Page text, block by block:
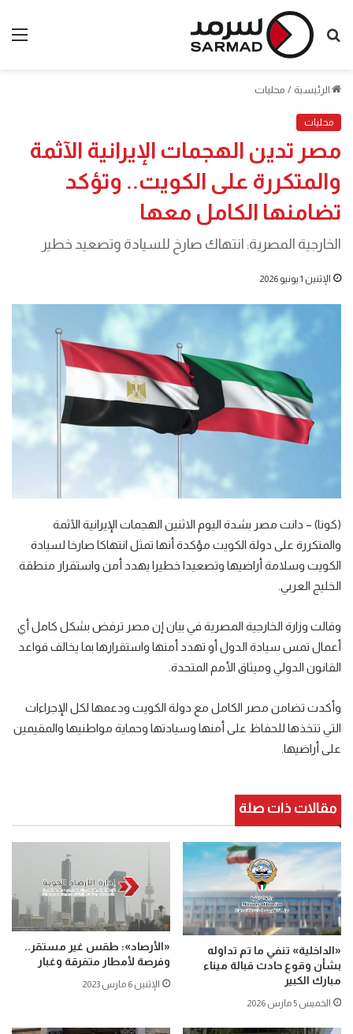
بحث
الرئيسية / محليات
محليات
مصر تدين الهجمات الإيرانية الآثمة
والمتكررة على الكويت.. وتؤكد
تضامنها الكامل معها
الخارجية المصرية: انتهاك صارخ للسيادة وتصعيد خطير
الإثنين 1 يونيو 2026
(كونا) – دانت مصر بشدة اليوم الاثنين الهجمات الإيرانية الآثمة
والمتكررة على دولة الكويت مؤكدة أنها تمثل انتهاكا صارخا لسيادة
الكويت وسلامة أراضيها وتصعيدا خطيرا يهدد أمن واستقرار منطقة
الخليج العربي.
وقالت وزارة الخارجية المصرية في بيان إن مصر ترفض بشكل كامل أي
أعمال تمس سيادة الدول أو تهدد أمنها واستقرارها بما يخالف قواعد
القانون الدولي وميثاق الأمم المتحدة.
وأكدت تضامن مصر الكامل مع دولة الكويت ودعمها لكل الإجراءات
التي تتخذها للحفاظ على أمنها وسيادتها وحماية مواطنيها والمقيمين
على أراضيها.
مقالات ذات صلة
«الداخلية» تنفي ما تم تداوله
بشأن وقوع حادث قبالة ميناء
مبارك الكبير
الخميس 5 مارس 2026
«الأرصاد»: طقس غير مستقر..
وفرصة لأمطار متفرقة وغبار
الإثنين 6 مارس 2023